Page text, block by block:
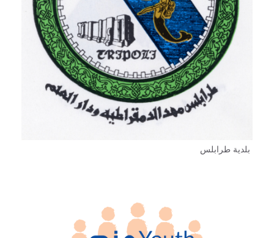
بلدية طرابلس